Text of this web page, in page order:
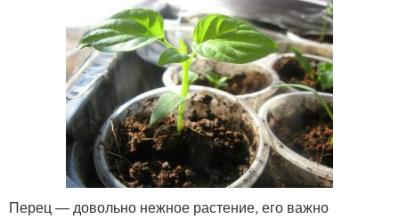
Перец — довольно нежное растение, его важно